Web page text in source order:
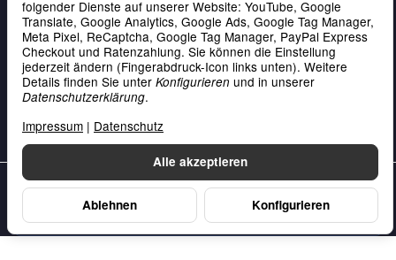
Gesetzliche Informationen
Service & Kontakt
Zahlung
Unsere Datenschutzerklärung•Unser Impressum
Vertrag widerrufen
Alle akzeptieren
Ablehnen Konfigurieren
folgender Dienste auf unserer Website: YouTube, Google
Translate, Google Analytics, Google Ads, Google Tag Manager,
Meta Pixel, ReCaptcha, Google Tag Manager, PayPal Express
Checkout und Ratenzahlung. Sie können die Einstellung
jederzeit ändern (Fingerabdruck-Icon links unten). Weitere
Details finden Sie unter Konfigurieren und in unserer
Datenschutzerklärung.
Impressum | Datenschutz